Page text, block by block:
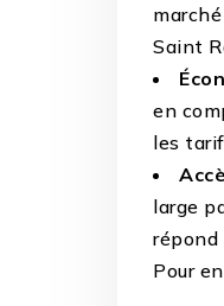
Saint
en
les
large
répond
Pour